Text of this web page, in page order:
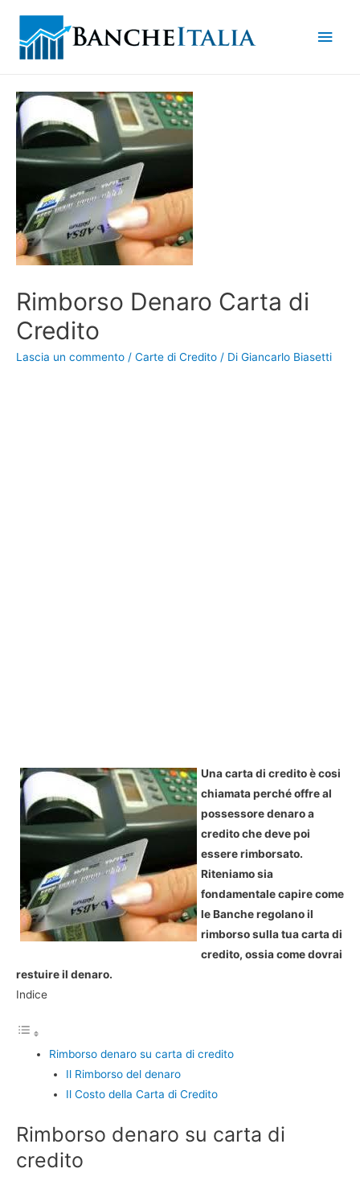
Rimborso Denaro Carta di
Credito
Lascia un commento / Carte di Credito / Di Giancarlo Biasetti
Una carta di credito è cosi
chiamata perché offre al
possessore denaro a
credito che deve poi
essere rimborsato.
Riteniamo sia
fondamentale capire come
le Banche regolano il
rimborso sulla tua carta di
credito, ossia come dovrai
restuire il denaro.
Indice
Rimborso denaro su carta di credito
Il Rimborso del denaro
Il Costo della Carta di Credito
Rimborso denaro su carta di
credito